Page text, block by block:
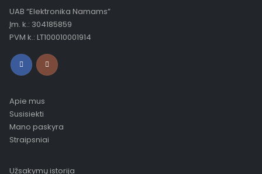
UAB “Elektronika Namams”
Įm. k.: 304185859
PVM k.: LT100010001914
Apie mus
Susisiekti
Mano paskyra
Straipsniai
Užsakymų istorija